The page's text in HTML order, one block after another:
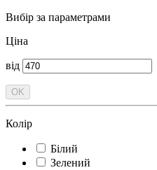
Вибір за параметрами
Ціна
від
Колір
Білий
Зелений